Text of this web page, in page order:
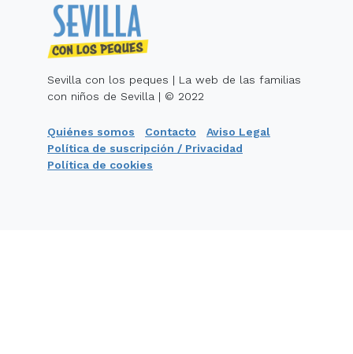
Sevilla con los peques | La web de las familias
con niños de Sevilla | © 2022
Quiénes somos Contacto
Aviso Legal
Política de suscripción / Privacidad
Política de cookies